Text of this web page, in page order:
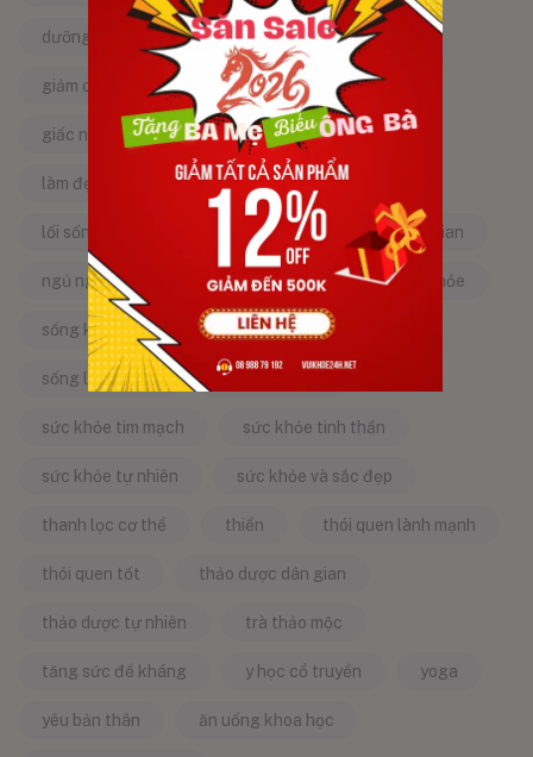
dưỡng da tự nhiên dưỡng sinh
giảm căng thẳng giảm stress
giấc ngủ ngon kinh nghiệm dân gian
làm đẹp từ bên trong làm đẹp tự nhiên
lối sống lành mạnh mật ong mẹo dân gian
ngủ ngon năng lượng tích cực sống khỏe
sống khỏe mỗi ngày sống khỏe đẹp
sống lành mạnh sống tích cực
sức khỏe tim mạch sức khỏe tinh thần
sức khỏe tự nhiên sức khỏe và sắc đẹp
thanh lọc cơ thể thiền thói quen lành mạnh
thói quen tốt thảo dược dân gian
thảo dược tự nhiên trà thảo mộc
tăng sức đề kháng y học cổ truyền yoga
yêu bản thân ăn uống khoa học